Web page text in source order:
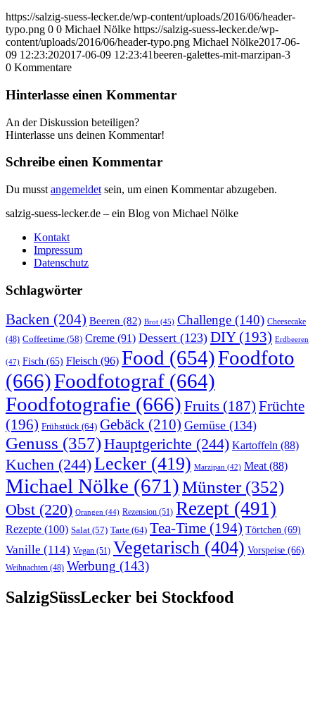
https://salzig-suess-lecker.de/wp-content/uploads/2016/06/header-
typo.png 0 0 Michael Nölke https://salzig-suess-lecker.de/wp-
content/uploads/2016/06/header-typo.png Michael Nölke2017-06-
09 12:23:202017-06-09 12:23:41beeren-galettes-mit-marzipan-3
0 Kommentare
Hinterlasse einen Kommentar
An der Diskussion beteiligen?
Hinterlasse uns deinen Kommentar!
Schreibe einen Kommentar
Du musst angemeldet sein, um einen Kommentar abzugeben.
salzig-suess-lecker.de – ein Blog von Michael Nölke
Kontakt
Impressum
Datenschutz
Schlagwörter
Backen (204) Beeren (82) Brot (45) Challenge (140) Cheesecake
(48) Coffeetime (58) Creme (91) Dessert (123) DIY(193) Erdbeeren
(47) Fisch (65) Fleisch (96) Food (654)Foodfoto
(666)Foodfotograf (664)
Foodfotografie (666) Fruits (187) Früchte
(196) Frühstück (64) Gebäck (210) Gemüse (134)
Genuss (357)Hauptgerichte (244) Kartoffeln (88)
Kuchen (244)Lecker (419) Marzipan (42) Meat(88)
Michael Nölke (671)Münster(352)
Obst (220) Orangen (44) Rezension (51) Rezept (491)
Rezepte (100) Salat (57) Tarte (64) Tea-Time (194) Törtchen (69)
Vanille (114) Vegan (51) Vegetarisch (404) Vorspeise (66)
Weihnachten (48) Werbung (143)
SalzigSüssLecker bei Stockfood